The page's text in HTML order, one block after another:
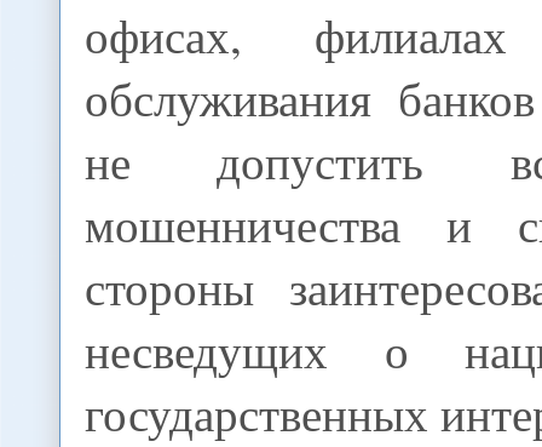
офисах,
обслуживания
не допустить
мошенничества и
стороны
несведущих о
государственных